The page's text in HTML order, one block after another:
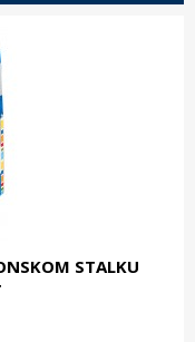
STALKU